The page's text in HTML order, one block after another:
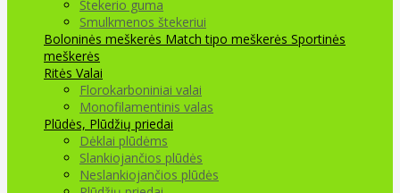
Štekerio guma
Smulkmenos štekeriui
Boloninės meškerės Match tipo meškerės Sportinės
meškerės
Ritės Valai
Florokarboniniai valai
Monofilamentinis valas
Plūdės, Plūdžių priedai
Dėklai plūdėms
Slankiojančios plūdės
Neslankiojančios plūdės